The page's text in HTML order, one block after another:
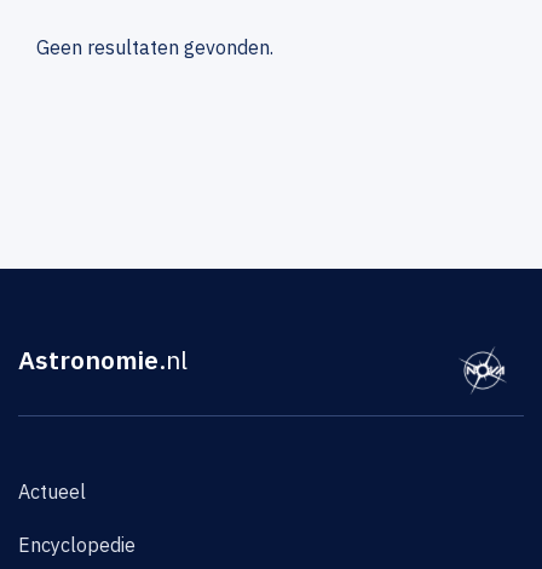
Geen resultaten gevonden.
Astronomie.nl
Actueel
Encyclopedie